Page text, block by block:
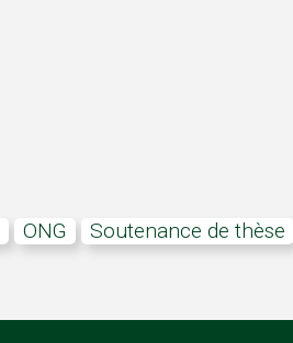
ONG soutenance de thèse